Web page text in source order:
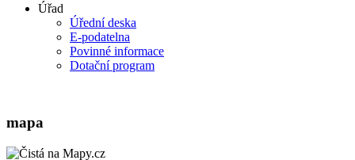
Úřad
Úřední deska
E-podatelna
Povinné informace
Dotační program
mapa